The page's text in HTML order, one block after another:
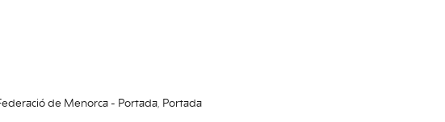
de Menorca - Portada, Portada